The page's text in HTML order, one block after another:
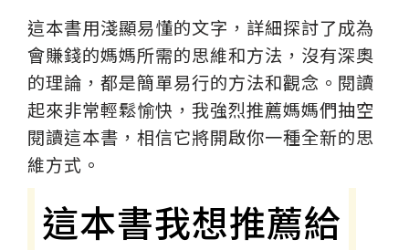
這本書用淺顯易懂的文字，詳細探討了成為
會賺錢的媽媽所需的思維和方法，沒有深奧
的理論，都是簡單易行的方法和觀念。閱讀
起來非常輕鬆愉快，我強烈推薦媽媽們抽空
閱讀這本書，相信它將開啟你一種全新的思
維方式。
這本書我想推薦給